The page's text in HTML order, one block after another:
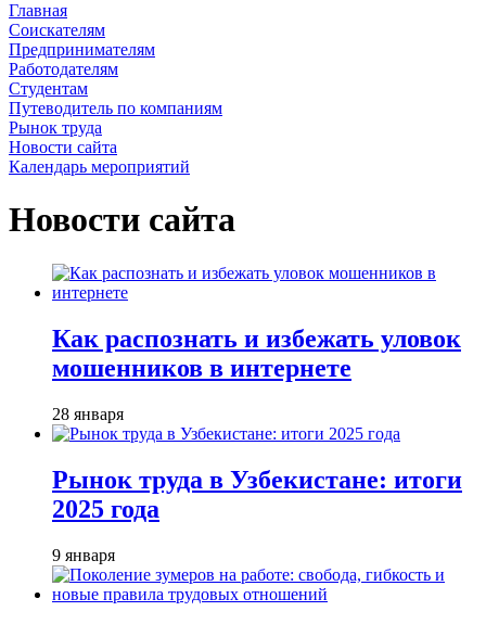
Главная
Соискателям
Предпринимателям
Работодателям
Студентам
Путеводитель по компаниям
Рынок труда
Новости сайта
Календарь мероприятий
Новости сайта
Как распознать и избежать уловок
мошенников в интернете
28 января
Рынок труда в Узбекистане: итоги
2025 года
9 января